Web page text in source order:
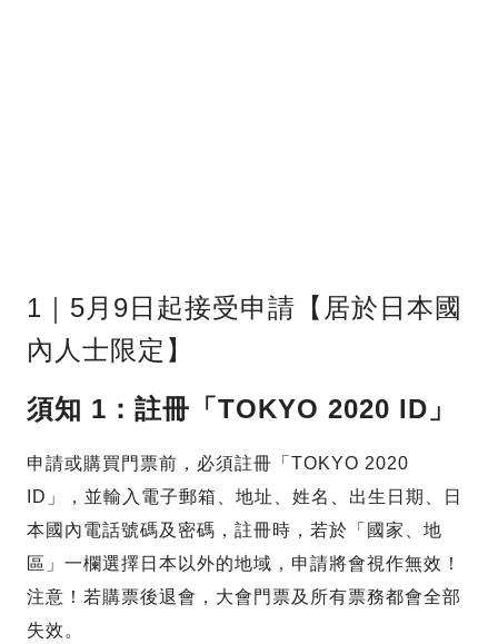
1｜5月9日起接受申請【居於日本國
內人士限定】
須知 1：註冊「TOKYO 2020 ID」
申請或購買門票前，必須註冊「TOKYO 2020
ID」，並輸入電子郵箱、地址、姓名、出生日期、日
本國內電話號碼及密碼，註冊時，若於「國家、地
區」一欄選擇日本以外的地域，申請將會視作無效！
注意！若購票後退會，大會門票及所有票務都會全部
失效。